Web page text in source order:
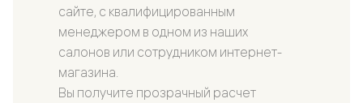
сайте, с квалифицированным
менеджером в одном из наших
салонов или сотрудником интернет-
магазина.
Вы получите прозрачный расчет